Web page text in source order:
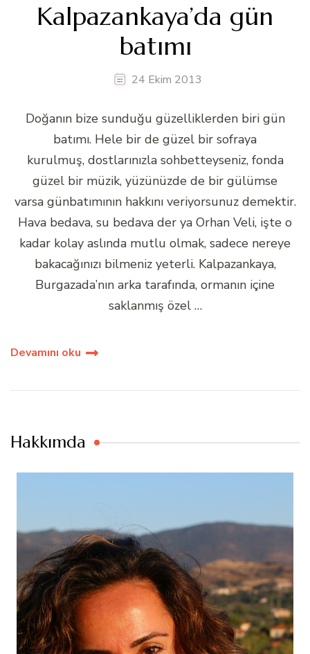
Kalpazankaya’da gün
batımı
24 Ekim 2013
Doğanın bize sunduğu güzelliklerden biri gün
batımı. Hele bir de güzel bir sofraya
kurulmuş, dostlarınızla sohbetteyseniz, fonda
güzel bir müzik, yüzünüzde de bir gülümse
varsa günbatımının hakkını veriyorsunuz demektir.
Hava bedava, su bedava der ya Orhan Veli, işte o
kadar kolay aslında mutlu olmak, sadece nereye
bakacağınızı bilmeniz yeterli. Kalpazankaya,
Burgazada’nın arka tarafında, ormanın içine
saklanmış özel …
Devamını oku
Hakkımda